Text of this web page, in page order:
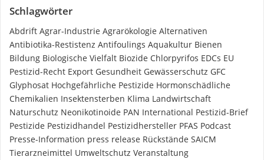
Schlagwörter
Abdrift Agrar-Industrie Agrarökologie Alternativen
Antibiotika-Restistenz Antifoulings Aquakultur Bienen
Bildung Biologische Vielfalt Biozide Chlorpyrifos EDCs EU
Pestizid-Recht Export Gesundheit Gewässerschutz GFC
Glyphosat Hochgefährliche Pestizide Hormonschädliche
Chemikalien Insektensterben Klima Landwirtschaft
Naturschutz Neonikotinoide PAN International Pestizid-Brief
Pestizide Pestizidhandel Pestizidhersteller PFAS Podcast
Presse-Information press release Rückstände SAICM
Tierarzneimittel Umweltschutz Veranstaltung